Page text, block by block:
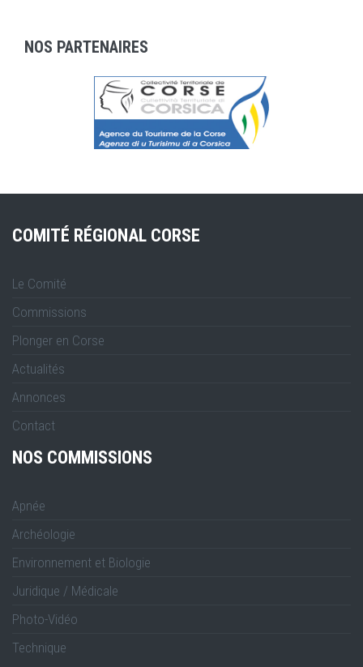
NOS PARTENAIRES
COMITÉ RÉGIONAL CORSE
Le Comité
Commissions
Plonger en Corse
Actualités
Annonces
Contact
NOS COMMISSIONS
Apnée
Archéologie
Environnement et Biologie
Juridique / Médicale
Photo-Vidéo
Technique